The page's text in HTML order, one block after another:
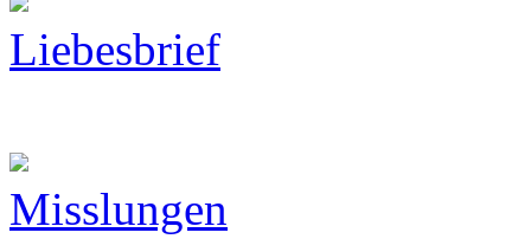
Liebesbrief
Misslungen